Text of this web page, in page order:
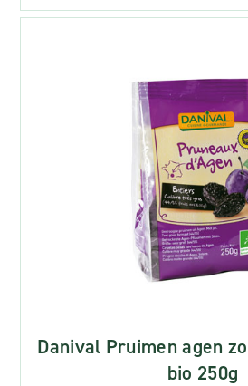
Danival Pruimen agen
bio 250g